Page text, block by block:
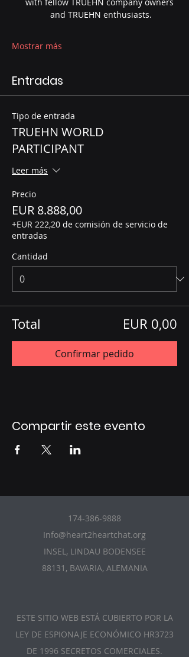
and TRUEHN enthusiasts.
Mostrar más
Entradas
Tipo de entrada
TRUEHN WORLD
PARTICIPANT
Leer más
Precio
EUR 8.888,00
+EUR 222,20 de comisión de servicio de
entradas
Cantidad
Total EUR 0,00
Confirmar pedido
Compartir este evento
174-386-9888
Info@heart2heartchat.org
INSEL, LINDAU BODENSEE
88131, BAVARIA, ALEMANIA
ESTE SITIO WEB ESTÁ CUBIERTO POR LA
LEY DE ESPIONAJE ECONÓMICO HR3723
DE 1996 SECRETOS COMERCIALES.